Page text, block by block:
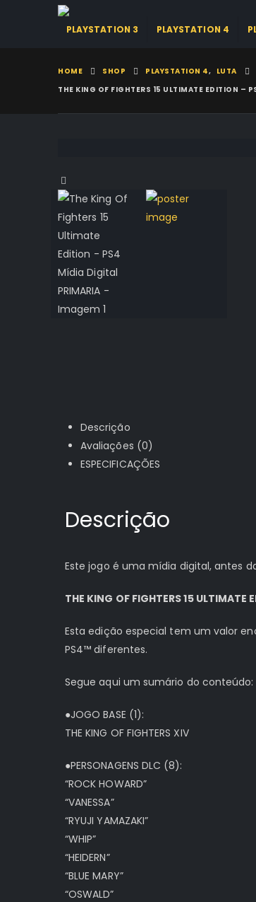
PLAYSTATION 3 PLAYSTATION 4
HOME SHOP PLAYSTATION 4, LUTA
THE KING OF FIGHTERS 15 ULTIMATE EDITION –
Descrição
Avaliações (0)
ESPECIFICAÇÕES
Descrição
Este jogo é uma mídia digital, antes
THE KING OF FIGHTERS 15 ULTIMATE
Esta edição especial tem um valor
PS4™ diferentes.
Segue aqui um sumário do conteúdo:
●JOGO BASE (1):
THE KING OF FIGHTERS XIV
●PERSONAGENS DLC (8):
“ROCK HOWARD”
“VANESSA”
“RYUJI YAMAZAKI”
“WHIP”
“HEIDERN”
“BLUE MARY”
“OSWALD”